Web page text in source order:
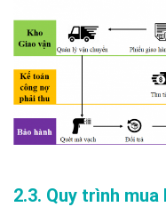
2.3. Quy trình mua